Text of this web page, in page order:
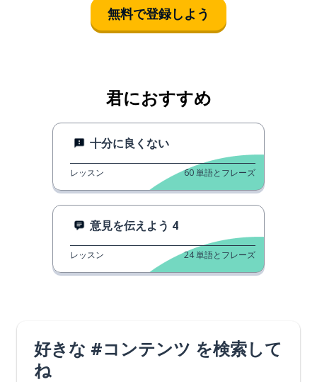
無料で登録しよう
君におすすめ
十分に良くない
レッスン 60単語とフレーズ
意見を伝えよう 4
レッスン 24単語とフレーズ
好きな #コンテンツ を検索して
ね